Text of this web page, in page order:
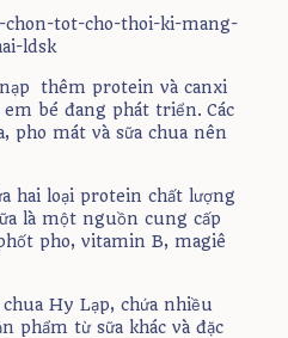
thêm protein và canxi
bé đang phát triển. Các
pho mát và sữa chua nên
hai loại protein chất lượng
là một nguồn cung cấp
pho, vitamin B, magiê
chua Hy Lạp, chứa nhiều
phẩm từ sữa khác và đặc